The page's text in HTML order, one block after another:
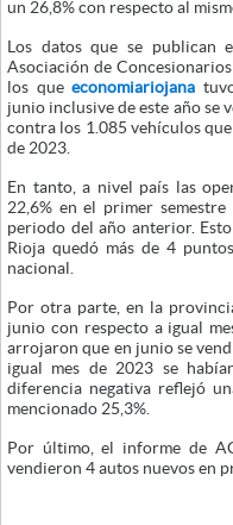
un 26,8% con respecto al
Los datos que se publican
Asociación de
los queeconomiariojana
junio inclusive de este año se
contra los 1.085 vehículos
de 2023.
En tanto, a nivel país las
22,6% en el primer
periodo del año anterior.
Rioja quedó más de 4
nacional.
Por otra parte, en la
junio con respecto a igual
arrojaron que en junio se
igual mes de 2023 se
diferencia negativa reflejó
mencionado 25,3%.
Por último, el informe de
vendieron 4 autos nuevos en